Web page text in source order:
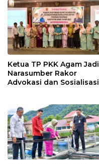
k p
Ketua TP PKK Agam Jadi
Narasumber Rakor
Advokasi dan Sosialisasi